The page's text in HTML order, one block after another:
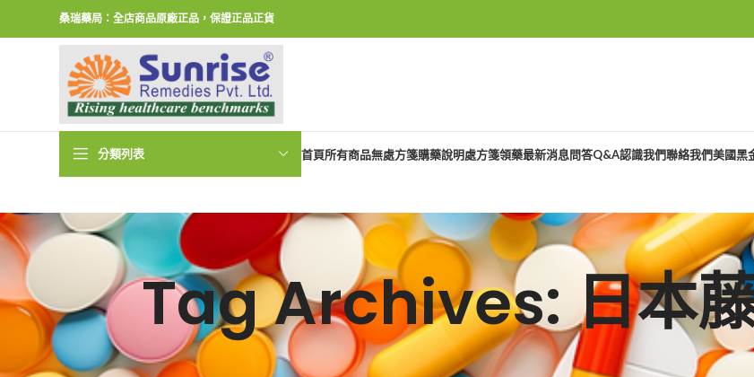
桑瑞藥局：全店商品原廠正品，保證正品正貨
分類列表 首頁所有商品無處方箋購藥說明處方箋領藥最新消息問答Q&A認識我們聯絡我們美國黑
Tag Archives: 日本